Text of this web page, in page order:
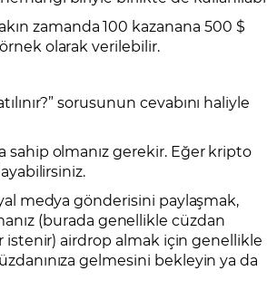
zamanda 100 kazanana 500 $
olarak verilebilir.
sorusunun cevabını haliyle
olmanız gerekir. Eğer kripto
medya gönderisini paylaşmak,
(burada genellikle cüzdan
istenir) airdrop almak için genellikle
gelmesini bekleyin ya da